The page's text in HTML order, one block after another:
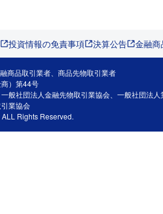
投資情報の免責事項 決算公告 金融
商品取引業者、商品先物取引業者
）第44号
般社団法人金融先物取引業協会、一般社団法
業協会
Rights Reserved.